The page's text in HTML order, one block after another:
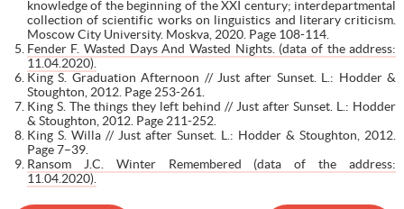
knowledge of the beginning of the XXI century; interdepartmental
collection of scientific works on linguistics and literary criticism.
Moscow City University. Moskva, 2020. Page 108-114.
Fender F. Wasted Days And Wasted Nights. (data of the address:
11.04.2020).
King S. Graduation Afternoon // Just after Sunset. L.: Hodder &
Stoughton, 2012. Page 253-261.
King S. The things they left behind // Just after Sunset. L.: Hodder
& Stoughton, 2012. Page 211-252.
King S. Willa // Just after Sunset. L.: Hodder & Stoughton, 2012.
Page 7–39.
Ransom J.C. Winter Remembered (data of the address:
11.04.2020).